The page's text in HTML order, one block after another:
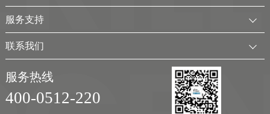
考克利尔集团
氢气干燥装置
氢气回收净化装置
移动式（箱式）制氢站
实验室制氢设备
工业用氢解决方案
弃（余）电离网制氢解决方案
企业动态
行业新闻
展会及活动
视频
服务支持
客户服务
联系我们
联系方式
加入我们
服务热线
400-0512-220